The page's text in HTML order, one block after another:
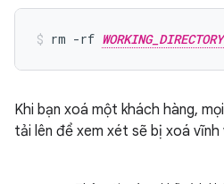
rm -rf WORKING_DIRECTORY
Khi bạn xoá một khách hàng,
tải lên để xem xét sẽ bị xoá vĩnh